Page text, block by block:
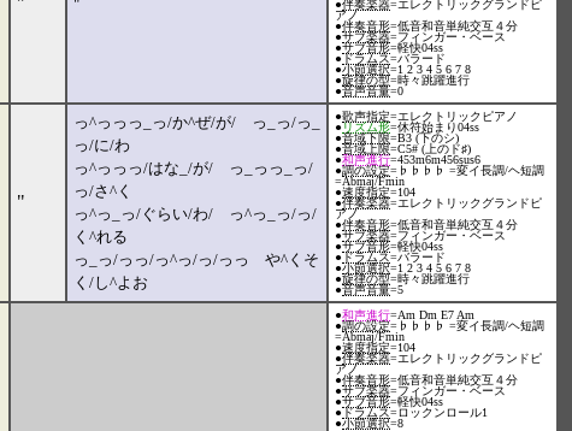
"
●伴奏楽器=エレクトリックグランドピ
アノ
●伴奏音形=低音和音単純交互４分
●サブ楽器=フィンガー・ベース
●サブ音形=軽快04ss
●ドラムス=バラード
●小節選択=1 2 3 4 5 6 7 8
●旋律の型=時々跳躍進行
●音声音量=0
"
っ^っっっ_っ/か^ぜ/が/ っ_っ/っ_
っ/に/わ
っ^っっっ/はな_/が/ っ_っっ_っ/
っ/さ^く
っ^っ_っ/ぐらい/わ/ っ^っ_っ/っ/
く^れる
っ_っ/っっ/っ^っ/っ/っっ や^くそ
く/し^よお
●歌声指定=エレクトリックピアノ
●リズム形=休符始まり04ss
●音域下限=B3 (下のシ)
●音域上限=C5# (上のド♯)
●和声進行=453m6m456sus6
●調の設定=♭♭♭♭ =変イ長調/ヘ短調
=Abmaj/Fmin
●速度指定=104
●伴奏楽器=エレクトリックグランドピ
アノ
●伴奏音形=低音和音単純交互４分
●サブ楽器=フィンガー・ベース
●サブ音形=軽快04ss
●ドラムス=バラード
●小節選択=1 2 3 4 5 6 7 8
●旋律の型=時々跳躍進行
●音声音量=5
●和声進行=Am Dm E7 Am
●調の設定=♭♭♭♭ =変イ長調/ヘ短調
=Abmaj/Fmin
●速度指定=104
●伴奏楽器=エレクトリックグランドピ
アノ
●伴奏音形=低音和音単純交互４分
●サブ楽器=フィンガー・ベース
●サブ音形=軽快04ss
●ドラムス=ロックンロール1
●小節選択=8